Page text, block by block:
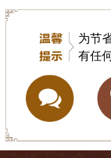
为节
有任